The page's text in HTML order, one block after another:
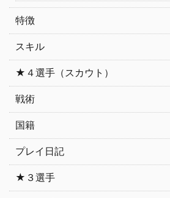
特徴
スキル
★４選手（スカウト）
戦術
国籍
プレイ日記
★３選手